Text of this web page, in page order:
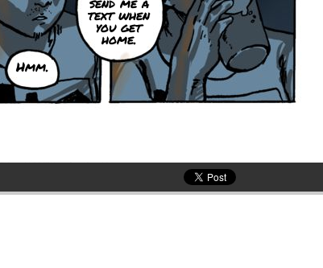
Hmm.
text when
you get
home.